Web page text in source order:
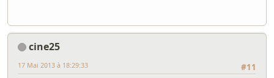
cine25
#11
17 Mai 2013 à 18:29:33